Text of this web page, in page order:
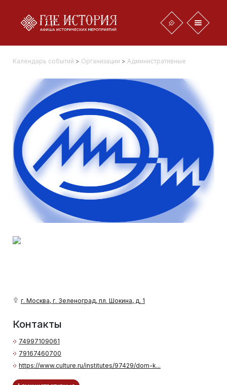
Календарь событий > Организации > Административные
г. Москва, г. Зеленоград, пл. Шокина, д. 1
Контакты
74997109061
79167460700
https://www.culture.ru/institutes/97429/dom-k...